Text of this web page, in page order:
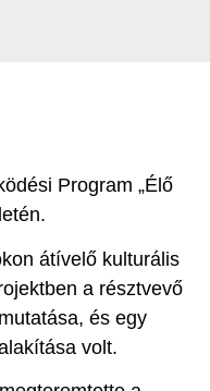
Program „Élő
átívelő kulturális
a résztvevő
és egy
volt.